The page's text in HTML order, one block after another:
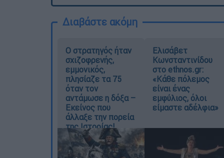
Διαβάστε ακόμη
O στρατηγός ήταν
σχιζοφρενής,
εμμονικός,
πλησίαζε τα 75
όταν τον
αντάμωσε η δόξα –
Εκείνος που
άλλαξε την πορεία
της Ιστορίας!
Ελισάβετ
Κωνσταντινίδου
στο ethnos.gr:
«Κάθε πόλεμος
είναι ένας
εμφύλιος, όλοι
είμαστε αδέλφια»